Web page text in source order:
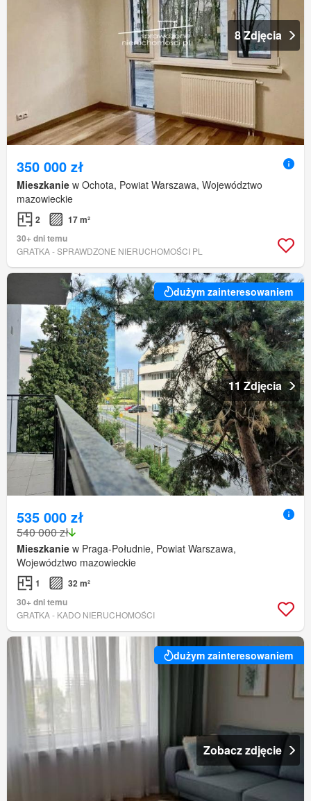
8 Zdjęcia
350 000 zł
Mieszkanie w Ochota, Powiat Warszawa, Województwo
mazowieckie
2
17 m²
30+ dni temu
GRATKA - SPRAWDZONE NIERUCHOMOŚCI PL
dużym zainteresowaniem
11 Zdjęcia
535 000 zł
540 000 zł
Mieszkanie w Praga-Południe, Powiat Warszawa,
Województwo mazowieckie
1
32 m²
30+ dni temu
GRATKA - KADO NIERUCHOMOŚCI
dużym zainteresowaniem
Zobacz zdjęcie